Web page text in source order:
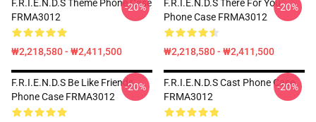
F.R.I.E.N.D.S Theme Phone Case
FRMA3012
₩2,218,580 - ₩2,411,500
-20%
F.R.I.E.N.D.S There For You
Phone Case FRMA3012
₩2,218,580 - ₩2,411,500
-20%
F.R.I.E.N.D.S Be Like Friends
Phone Case FRMA3012
-20%
F.R.I.E.N.D.S Cast Phone Case
FRMA3012
-20%